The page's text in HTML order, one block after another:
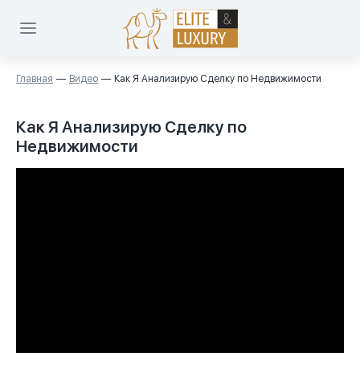
Главная Видео Как Я Анализирую Сделку по Недвижимости
Как Я Анализирую Сделку по
Недвижимости